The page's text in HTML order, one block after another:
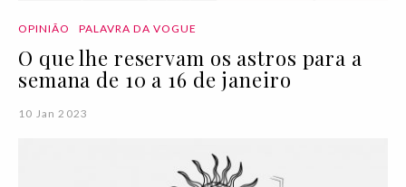
OPINIÃO PALAVRA DA VOGUE
O que lhe reservam os astros para a
semana de 10 a 16 de janeiro
10 Jan 2023